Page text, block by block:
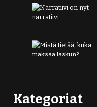
Kategoriat